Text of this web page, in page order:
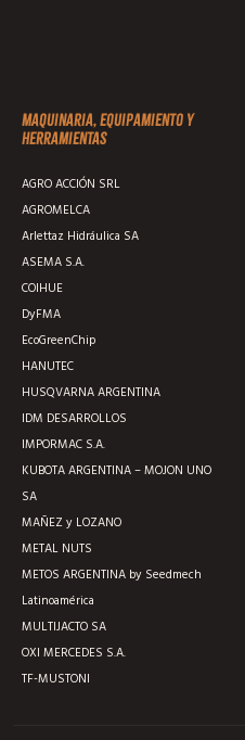
Maquinaria, equipamiento y
herramientas
AGRO ACCIÓN SRL
AGROMELCA
Arlettaz Hidráulica SA
ASEMA S.A.
COIHUE
DyFMA
EcoGreenChip
HANUTEC
HUSQVARNA ARGENTINA
IDM DESARROLLOS
IMPORMAC S.A.
KUBOTA ARGENTINA – MOJON UNO
SA
MAÑEZ y LOZANO
METAL NUTS
METOS ARGENTINA by Seedmech
Latinoamérica
MULTIJACTO SA
OXI MERCEDES S.A.
TF-MUSTONI